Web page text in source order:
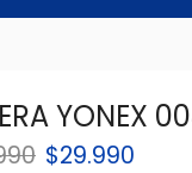
YONEX
$29.990